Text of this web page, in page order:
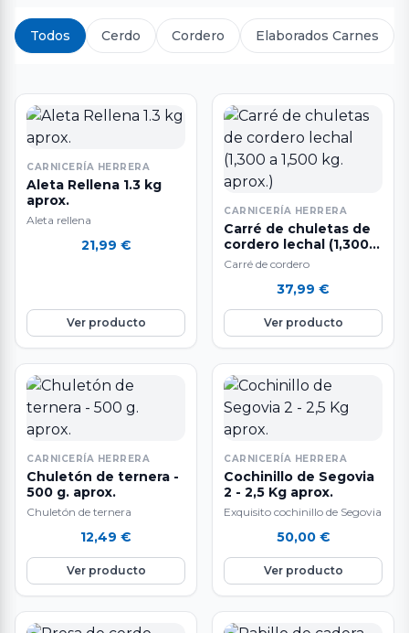
Todos Cerdo Cordero Elaborados Carnes
CARNICERÍA HERRERA
Aleta Rellena 1.3 kg
aprox.
Aleta rellena
21,99 €
Ver producto
CARNICERÍA HERRERA
Carré de chuletas de
cordero lechal (1,300 a
1,500 kg. aprox.)
Carré de cordero
37,99 €
Ver producto
CARNICERÍA HERRERA
Chuletón de ternera -
500 g. aprox.
Chuletón de ternera
12,49 €
Ver producto
CARNICERÍA HERRERA
Cochinillo de Segovia
2 - 2,5 Kg aprox.
Exquisito cochinillo de Segovia
50,00 €
Ver producto